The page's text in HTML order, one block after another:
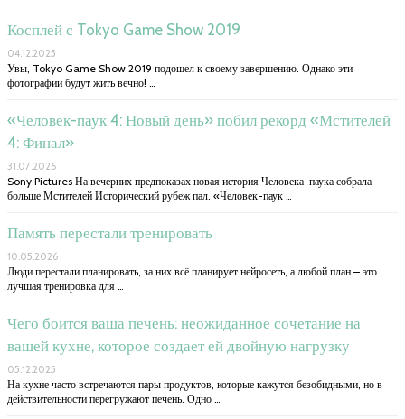
Косплей с Tokyo Game Show 2019
04.12.2025
Увы, Tokyo Game Show 2019 подошел к своему завершению. Однако эти
фотографии будут жить вечно! …
«Человек-паук 4: Новый день» побил рекорд «Мстителей
4: Финал»
31.07.2026
Sony Pictures На вечерних предпоказах новая история Человека-паука собрала
больше Мстителей Исторический рубеж пал. «Человек-паук …
Память перестали тренировать
10.05.2026
Люди перестали планировать, за них всё планирует нейросеть, а любой план – это
лучшая тренировка для …
Чего боится ваша печень: неожиданное сочетание на
вашей кухне, которое создает ей двойную нагрузку
05.12.2025
На кухне часто встречаются пары продуктов, которые кажутся безобидными, но в
действительности перегружают печень. Одно …